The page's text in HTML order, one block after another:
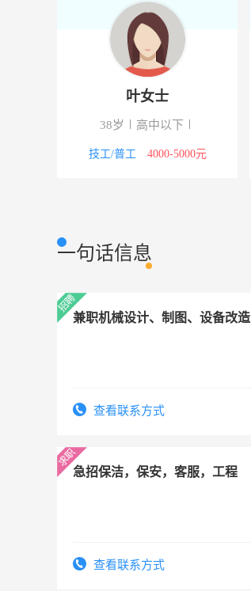
业务经理 市场营销
数控车工 生产加工
店面服务员 其它类型
招投标文员 其他类型
叶女士
38岁 高中以下
技工/普工 4000-5000元
一句话信息
兼职机械设计、制图、设备改造
查看联系方式
急招保洁，保安，客服，工程
查看联系方式